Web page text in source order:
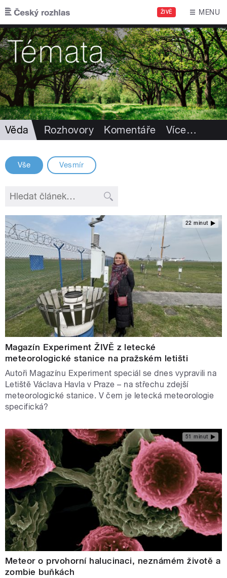
Přejít k hlavnímu obsahu
ŽIVĚ MENU
Věda Rozhovory Komentáře Více…
Vše Vesmír
22 minut
Magazín Experiment ŽIVĚ z letecké
meteorologické stanice na pražském letišti
Autoři Magazínu Experiment speciál se dnes vypravili na
Letiště Václava Havla v Praze – na střechu zdejší
meteorologické stanice. V čem je letecká meteorologie
specifická?
51 minut
Meteor o prvohorní halucinaci, neznámém životě a
zombie buňkách